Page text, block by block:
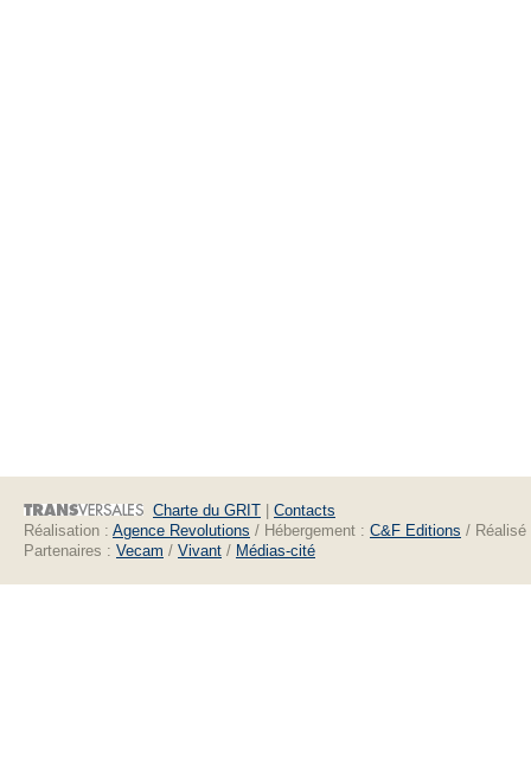
Charte du GRIT
Contacts
Réalisation : Agence Revolutions / Hébergement : C&F Editions /
Partenaires : Vecam / Vivant / Médias-cité